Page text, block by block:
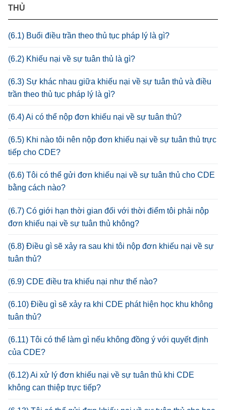
THỦ
(6.1) Buổi điều trần theo thủ tục pháp lý là gì?
(6.2) Khiếu nại về sự tuân thủ là gì?
(6.3) Sự khác nhau giữa khiếu nại về sự tuân thủ và điều
trần theo thủ tục pháp lý là gì?
(6.4) Ai có thể nộp đơn khiếu nại về sự tuân thủ?
(6.5) Khi nào tôi nên nộp đơn khiếu nại về sự tuân thủ trực
tiếp cho CDE?
(6.6) Tôi có thể gửi đơn khiếu nại về sự tuân thủ cho CDE
bằng cách nào?
(6.7) Có giới hạn thời gian đối với thời điểm tôi phải nộp
đơn khiếu nại về sự tuân thủ không?
(6.8) Điều gì sẽ xảy ra sau khi tôi nộp đơn khiếu nại về sự
tuân thủ?
(6.9) CDE điều tra khiếu nại như thế nào?
(6.10) Điều gì sẽ xảy ra khi CDE phát hiện học khu không
tuân thủ?
(6.11) Tôi có thể làm gì nếu không đồng ý với quyết định
của CDE?
(6.12) Ai xử lý đơn khiếu nại về sự tuân thủ khi CDE
không can thiệp trực tiếp?